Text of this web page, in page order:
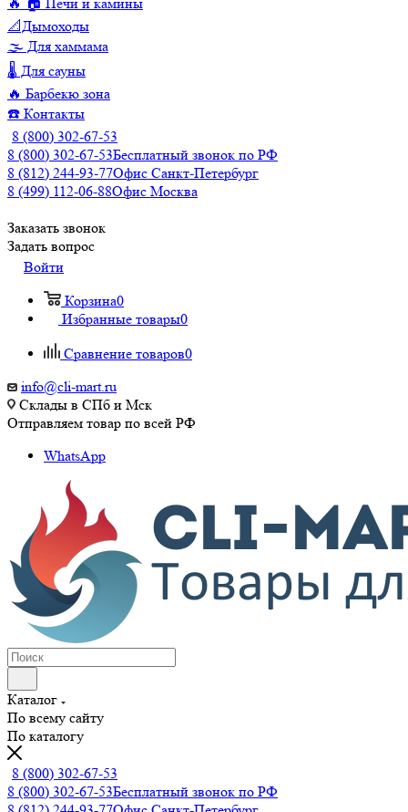
📐Дымоходы
🌫️ Для хаммама
🌡️ Для сауны
🔥 Барбекю зона
☎️ Контакты
8 (800) 302-67-53
8 (800) 302-67-53Бесплатный звонок по РФ
8 (812) 244-93-77Офис Санкт-Петербург
8 (499) 112-06-88Офис Москва
Заказать звонок
Задать вопрос
Войти
Корзина0
Избранные товары0
Сравнение товаров0
info@cli-mart.ru
Склады в СПб и Мск
Отправляем товар по всей РФ
WhatsApp
Каталог
По всему сайту
По каталогу
8 (800) 302-67-53
8 (800) 302-67-53Бесплатный звонок по РФ